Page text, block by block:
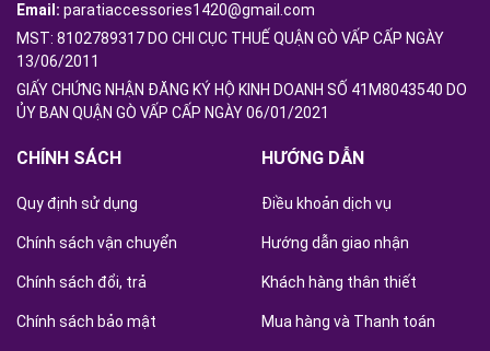
Email: paratiaccessories1420@gmail.com
MST: 8102789317 DO CHI CỤC THUẾ QUẬN GÒ VẤP CẤP NGÀY
13/06/2011
GIẤY CHỨNG NHẬN ĐĂNG KÝ HỘ KINH DOANH SỐ 41M8043540 DO
ỦY BAN QUẬN GÒ VẤP CẤP NGÀY 06/01/2021
CHÍNH SÁCH
Quy định sử dụng
Chính sách vận chuyển
Chính sách đổi, trả
Chính sách bảo mật
HƯỚNG DẪN
Điều khoản dịch vụ
Hướng dẫn giao nhận
Khách hàng thân thiết
Mua hàng và Thanh toán